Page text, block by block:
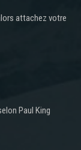
attachez votre
Paul King